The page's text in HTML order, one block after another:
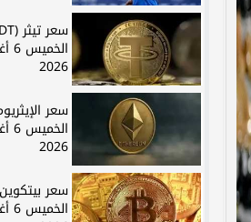
2026
سعر
2026
سعر